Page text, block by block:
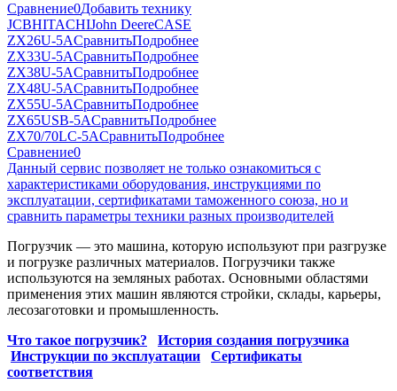
Сравнение0Добавить технику
JCBHITACHIJohn DeereCASE
ZX26U-5AСравнитьПодробнее
ZX33U-5AСравнитьПодробнее
ZX38U-5AСравнитьПодробнее
ZX48U-5AСравнитьПодробнее
ZX55U-5AСравнитьПодробнее
ZX65USB-5AСравнитьПодробнее
ZX70/70LC-5AСравнитьПодробнее
Сравнение0
Данный сервис позволяет не только ознакомиться с
характеристиками оборудования, инструкциями по
эксплуатации, сертификатами таможенного союза, но и
сравнить параметры техники разных производителей
Погрузчик — это машина, которую используют при разгрузке
и погрузке различных материалов. Погрузчики также
используются на земляных работах. Основными областями
применения этих машин являются стройки, склады, карьеры,
лесозаготовки и промышленность.
Что такое погрузчик?
История создания погрузчика
Инструкции по эксплуатации
Сертификаты
соответствия